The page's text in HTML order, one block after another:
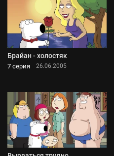
Брайан - холостяк
7 серия 26.06.2005